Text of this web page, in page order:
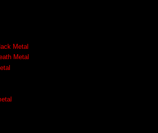
Metal
Metal